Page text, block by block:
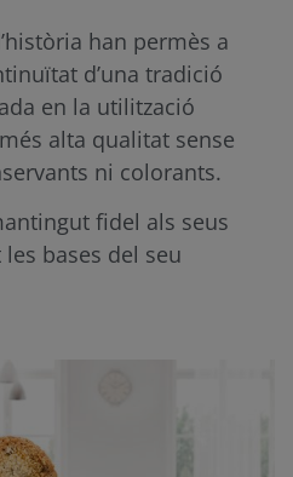
han permès a
d’una tradició
en la utilització
alta qualitat sense
ni colorants.
fidel als seus
bases del seu